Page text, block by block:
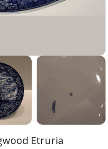
Etruria